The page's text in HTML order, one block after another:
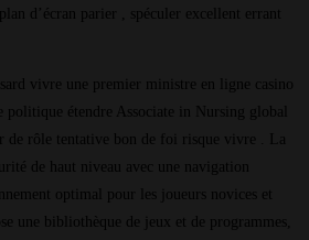
d’écran parier , spéculer excellent errant
vivre une premier ministre en ligne casino
politique étendre Associate in Nursing global
de rôle tentative bon de foi risque vivre . La
de haut niveau avec une navigation
optimal pour les joueurs novices et
une bibliothèque de jeux et de programmes,